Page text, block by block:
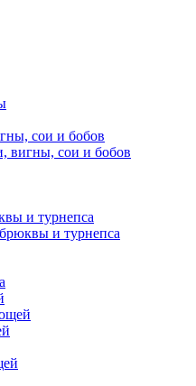
сои и бобов
вигны, сои и бобов
и турнепса
и турнепса